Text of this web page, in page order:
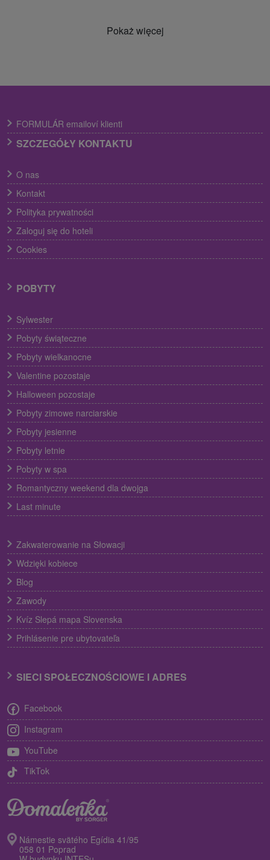
Pokaż więcej
FORMULÁR emailoví klienti
SZCZEGÓŁY KONTAKTU
O nas
Kontakt
Polityka prywatności
Zaloguj się do hoteli
Cookies
POBYTY
Sylwester
Pobyty świąteczne
Pobyty wielkanocne
Valentine pozostaje
Halloween pozostaje
Pobyty zimowe narciarskie
Pobyty jesienne
Pobyty letnie
Pobyty w spa
Romantyczny weekend dla dwojga
Last minute
Zakwaterowanie na Słowacji
Wdzięki kobiece
Blog
Zawody
Kvíz Slepá mapa Slovenska
Prihlásenie pre ubytovateľa
SIECI SPOŁECZNOŚCIOWE I ADRES
Facebook
Instagram
YouTube
TikTok
Námestie svätého Egídia 41/95
058 01 Poprad